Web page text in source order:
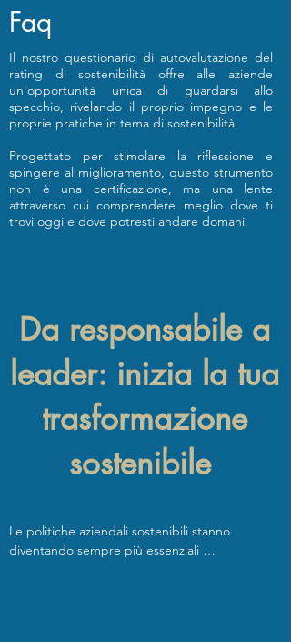
Faq
Il nostro questionario di autovalutazione del
rating di sostenibilità offre alle aziende
un'opportunità unica di guardarsi allo
specchio, rivelando il proprio impegno e le
proprie pratiche in tema di sostenibilità.
Progettato per stimolare la riflessione e
spingere al miglioramento, questo strumento
non è una certificazione, ma una lente
attraverso cui comprendere meglio dove ti
trovi oggi e dove potresti andare domani.
Da responsabile a
leader: inizia la tua
trasformazione
sostenibile
Le politiche aziendali sostenibili stanno
diventando sempre più essenziali